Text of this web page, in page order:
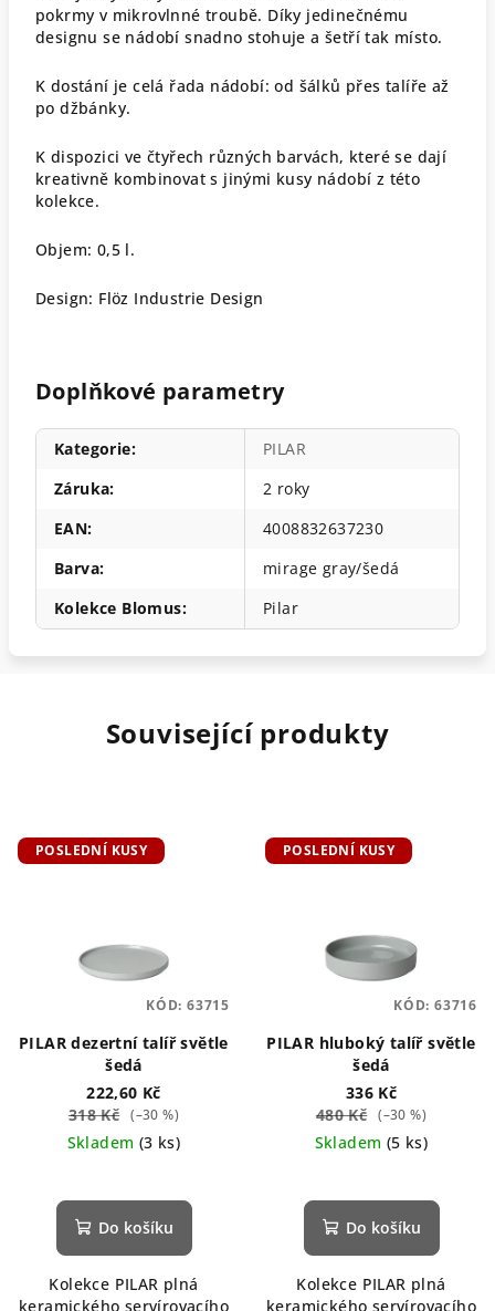
pokrmy v mikrovlnné troubě. Díky jedinečnému
designu se nádobí snadno stohuje a šetří tak místo.
K dostání je celá řada nádobí: od šálků přes talíře až
po džbánky.
K dispozici ve čtyřech různých barvách, které se dají
kreativně kombinovat s jinými kusy nádobí z této
kolekce.
Objem: 0,5 l.
Design: Flöz Industrie Design
Doplňkové parametry
Kategorie:
PILAR
Záruka:
2 roky
EAN:
4008832637230
Barva:
mirage gray/šedá
Kolekce Blomus: Pilar
Související produkty
POSLEDNÍ KUSY
PILAR dezertní talíř světle
šedá
222,60 Kč
318 Kč (–30 %)
Skladem (3 ks)
Do košíku
Kolekce PILAR plná
keramického servírovacího
KÓD: 63715
POSLEDNÍ KUSY
PILAR hluboký talíř světle
šedá
336 Kč
480 Kč (–30 %)
Skladem (5 ks)
Do košíku
Kolekce PILAR plná
keramického servírovacího
KÓD: 63716